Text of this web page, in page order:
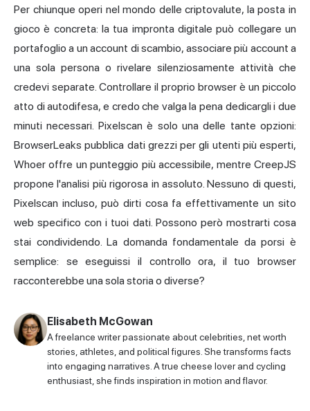
Per chiunque operi nel mondo delle criptovalute, la posta in
gioco è concreta: la tua impronta digitale può collegare un
portafoglio a un account di scambio, associare più account a
una sola persona o rivelare silenziosamente attività che
credevi separate. Controllare il proprio browser è un piccolo
atto di autodifesa, e credo che valga la pena dedicargli i due
minuti necessari. Pixelscan è solo una delle tante opzioni:
BrowserLeaks pubblica dati grezzi per gli utenti più esperti,
Whoer offre un punteggio più accessibile, mentre CreepJS
propone l'analisi più rigorosa in assoluto. Nessuno di questi,
Pixelscan incluso, può dirti cosa fa effettivamente un sito
web specifico con i tuoi dati. Possono però mostrarti cosa
stai condividendo. La domanda fondamentale da porsi è
semplice: se eseguissi il controllo ora, il tuo browser
racconterebbe una sola storia o diverse?
Elisabeth McGowan
A freelance writer passionate about celebrities, net worth
stories, athletes, and political figures. She transforms facts
into engaging narratives. A true cheese lover and cycling
enthusiast, she finds inspiration in motion and flavor.